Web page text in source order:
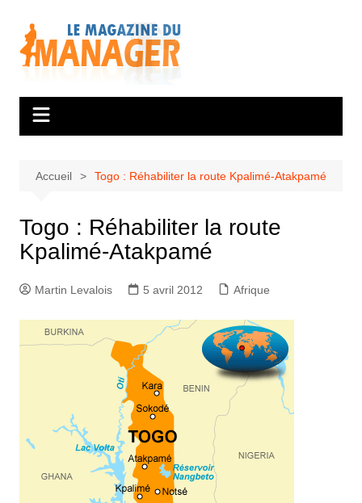
contenu
Accueil Togo : Réhabiliter la route Kpalimé-Atakpamé
Togo : Réhabiliter la route
Kpalimé-Atakpamé
Martin Levalois 5 avril 2012 Afrique